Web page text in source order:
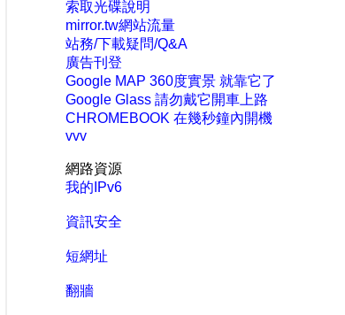
索取光碟說明
mirror.tw網站流量
站務/下載疑問/Q&A
廣告刊登
Google MAP 360度實景 就靠它了
Google Glass 請勿戴它開車上路
CHROMEBOOK 在幾秒鐘內開機
vvv
網路資源
我的IPv6
資訊安全
短網址
翻牆